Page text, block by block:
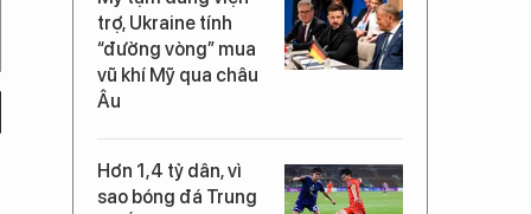
trợ, Ukraine tính
“đường vòng” mua
vũ khí Mỹ qua châu
Âu
Hơn 1,4 tỷ dân, vì
sao bóng đá Trung